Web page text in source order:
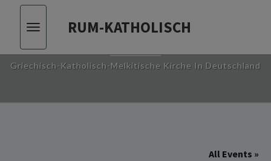
RUM-KATHOLISCH
Toggle
RUM-KATHOLISCH
Griechisch-Katholisch-Melkitische Kirche In Deutschland
« All Events